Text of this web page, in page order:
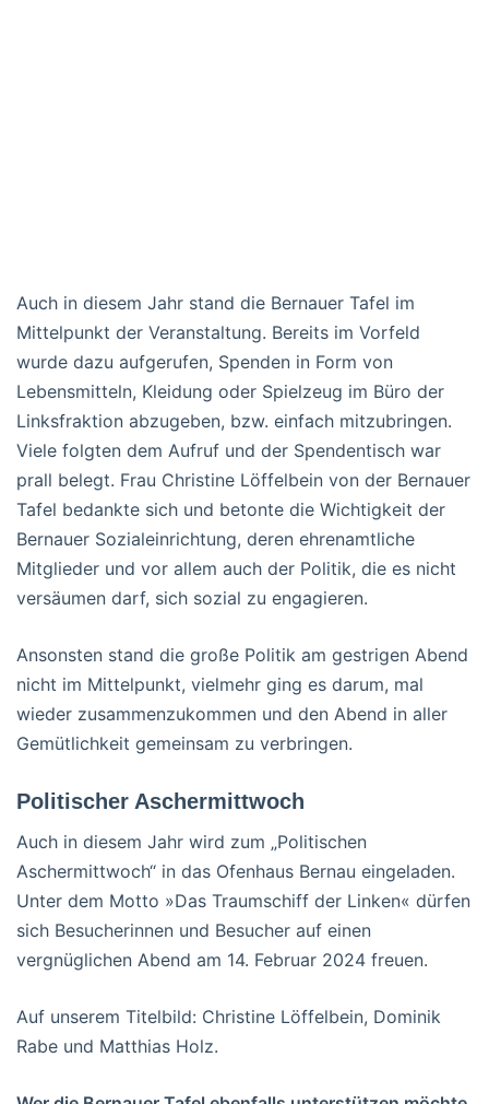
Auch in diesem Jahr stand die Bernauer Tafel im
Mittelpunkt der Veranstaltung. Bereits im Vorfeld
wurde dazu aufgerufen, Spenden in Form von
Lebensmitteln, Kleidung oder Spielzeug im Büro der
Linksfraktion abzugeben, bzw. einfach mitzubringen.
Viele folgten dem Aufruf und der Spendentisch war
prall belegt. Frau Christine Löffelbein von der Bernauer
Tafel bedankte sich und betonte die Wichtigkeit der
Bernauer Sozialeinrichtung, deren ehrenamtliche
Mitglieder und vor allem auch der Politik, die es nicht
versäumen darf, sich sozial zu engagieren.
Ansonsten stand die große Politik am gestrigen Abend
nicht im Mittelpunkt, vielmehr ging es darum, mal
wieder zusammenzukommen und den Abend in aller
Gemütlichkeit gemeinsam zu verbringen.
Politischer Aschermittwoch
Auch in diesem Jahr wird zum „Politischen
Aschermittwoch“ in das Ofenhaus Bernau eingeladen.
Unter dem Motto »Das Traumschiff der Linken« dürfen
sich Besucherinnen und Besucher auf einen
vergnüglichen Abend am 14. Februar 2024 freuen.
Auf unserem Titelbild: Christine Löffelbein, Dominik
Rabe und Matthias Holz.